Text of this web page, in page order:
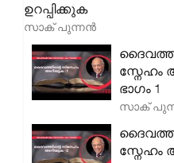
ഉറപ്പിക്കുക
സാക് പുന്നൻ
സ്നേഹം
ഭാഗം 1
സാക്
സ്നേഹം